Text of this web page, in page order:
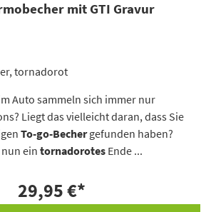
mit GTI Gravur
tornadorot
Auto sammeln sich immer nur
Liegt das vielleicht daran, dass Sie
To-go-Bechergefunden haben?
ein tornadorotes Ende ...
29,95 €*